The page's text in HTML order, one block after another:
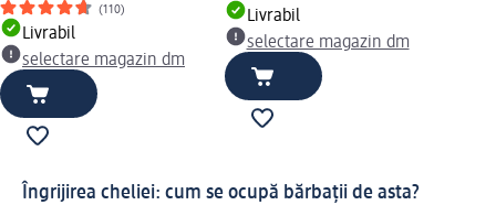
(110)
Livrabil
selectare magazin dm
Livrabil
selectare magazin dm
Îngrijirea cheliei: cum se ocupă bărbații de asta?